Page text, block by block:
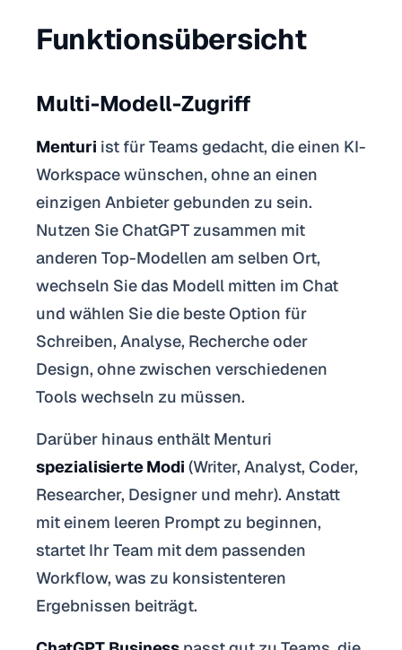
Funktionsübersicht
Multi-Modell-Zugriff
Menturi ist für Teams gedacht, die einen KI-
Workspace wünschen, ohne an einen
einzigen Anbieter gebunden zu sein.
Nutzen Sie ChatGPT zusammen mit
anderen Top-Modellen am selben Ort,
wechseln Sie das Modell mitten im Chat
und wählen Sie die beste Option für
Schreiben, Analyse, Recherche oder
Design, ohne zwischen verschiedenen
Tools wechseln zu müssen.
Darüber hinaus enthält Menturi
spezialisierte Modi (Writer, Analyst, Coder,
Researcher, Designer und mehr). Anstatt
mit einem leeren Prompt zu beginnen,
startet Ihr Team mit dem passenden
Workflow, was zu konsistenteren
Ergebnissen beiträgt.